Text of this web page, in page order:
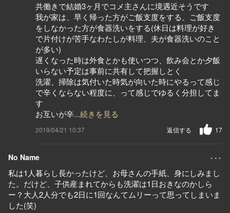
共働きで結婚3ヶ月でコメ主さんに境遇近そうです
我が家は、早く帰った方がご飯支度をする、ご飯支度
をしなかった方が食器洗いをする(休日は料理が好き
で片付けが苦手なわたしが料理、夫が食器洗いのこと
が多い)
遅くなった時は外食とかも使いつつ、飲み会とか夕飯
いらない予定は事前に共有して把握しとく
洗濯、掃除は気付いた時気が向いた時にやるって感じ
で辛くならない程度に、って感じでゆるく分担してま
す
お互いが辛...続きを見る
2019/04/21 10:37 17
返信する
No Name ...
私は1人暮らし長かったけど、お母さんの手紙、身にしみまし
た。だけど、子供産まれてからも洗濯は1日おきなのかしら
ー？大人2人分でも2日に1回なんてムリーって思ってしまいま
した(笑)